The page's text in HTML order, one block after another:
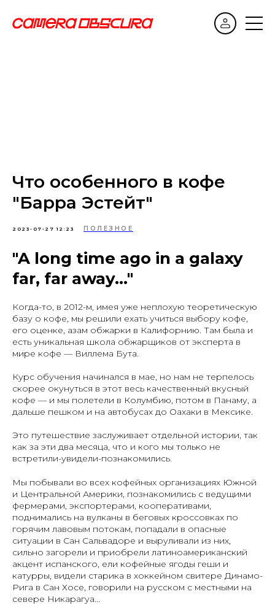
Что особенного в кофе
"Барра Эстейт"
2023-07-27 12:23 ПОЛЕЗНОЕ
"A long time ago in a galaxy
far, far away..."
Когда-то, в 2012-м, имея уже неплохую теоретическую
базу о кофе, мы решили ехать учиться выбору кофе,
его оценке, азам обжарки в Калифорнию. Там была и
есть уникальная школа обжарщиков от эксперта в
мире кофе — Виллема Бута.
Курс обучения начинался в мае, но нам не терпелось
скорее окунуться в этот весь качественный вкусный
кофе — и мы полетели в Колумбию, потом в Панаму, а
дальше пешком и на автобусах до Оахаки в Мексике.
Это путешествие заслуживает отдельной истории, так
как за эти два месяца, что и кого мы только не
встретили-увидели-познакомились.
Мы побывали во всех кофейных организациях Южной
и Центральной Америки, познакомились с ведущими
фермерами, экспортерами, кооперативами,
поднимались на вулканы в беговых кроссовках по
горячим лавовым потокам, попадали в опасные
ситуации в Сан Сальвадоре и выруливали из них,
сильно загорели и приобрели латиноамериканский
акцент испанского, ели кофейные ягоды геши и
катурры, видели старика в хоккейном свитере Динамо-
Рига в Сан Хосе, говорили на русском с местными на
севере Никарагуа...